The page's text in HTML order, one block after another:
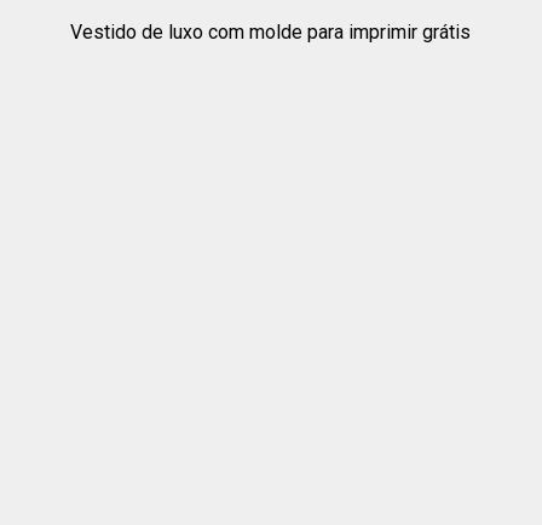
Vestido de luxo com molde para imprimir grátis